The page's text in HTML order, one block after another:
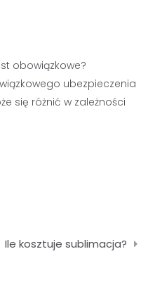
obowiązkowe?
ubezpieczenia
się różnić w zależności
Ile kosztuje sublimacja?